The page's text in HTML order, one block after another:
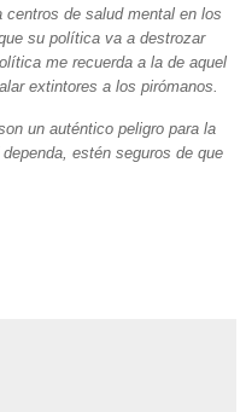
de salud mental en los
su política va a destrozar
me recuerda a la de aquel
extintores a los pirómanos.
un auténtico peligro para la
estén seguros de que